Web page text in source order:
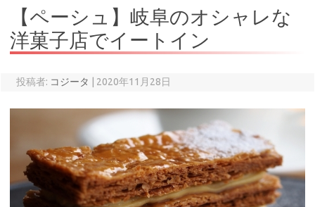
【ペーシュ】岐阜のオシャレな
洋菓子店でイートイン
投稿者: コジータ 2020年11月28日